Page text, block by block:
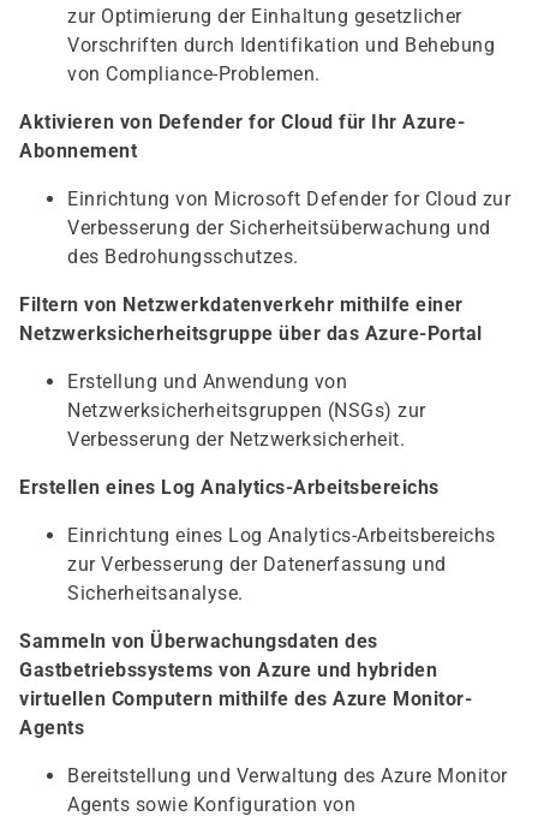
zur Optimierung der Einhaltung gesetzlicher
Vorschriften durch Identifikation und Behebung
von Compliance-Problemen.
Aktivieren von Defender for Cloud für Ihr Azure-
Abonnement
Einrichtung von Microsoft Defender for Cloud zur
Verbesserung der Sicherheitsüberwachung und
des Bedrohungsschutzes.
Filtern von Netzwerkdatenverkehr mithilfe einer
Netzwerksicherheitsgruppe über das Azure-Portal
Erstellung und Anwendung von
Netzwerksicherheitsgruppen (NSGs) zur
Verbesserung der Netzwerksicherheit.
Erstellen eines Log Analytics-Arbeitsbereichs
Einrichtung eines Log Analytics-Arbeitsbereichs
zur Verbesserung der Datenerfassung und
Sicherheitsanalyse.
Sammeln von Überwachungsdaten des
Gastbetriebssystems von Azure und hybriden
virtuellen Computern mithilfe des Azure Monitor-
Agents
Bereitstellung und Verwaltung des Azure Monitor
Agents sowie Konfiguration von